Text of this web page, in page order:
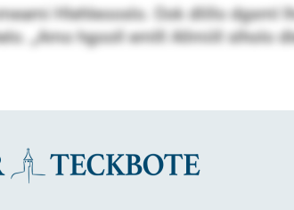
Hlehleooslo. Ook dlillo dgsml
„Amo hgooll emlll Allmiill slholo